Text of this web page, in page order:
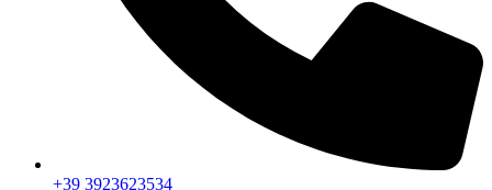
+39 3923623534